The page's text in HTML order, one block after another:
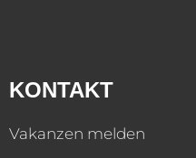
KONTAKT
Vakanzen melden